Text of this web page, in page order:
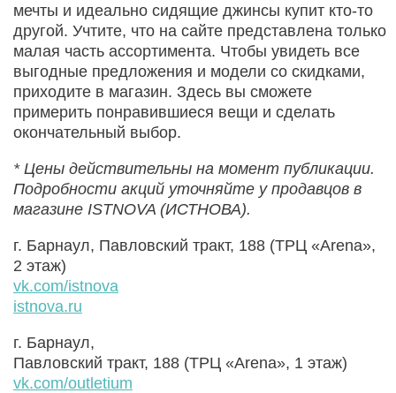
мечты и идеально сидящие джинсы купит кто-то
другой. Учтите, что на сайте представлена только
малая часть ассортимента. Чтобы увидеть все
выгодные предложения и модели со скидками,
приходите в магазин. Здесь вы сможете
примерить понравившиеся вещи и сделать
окончательный выбор.
* Цены действительны на момент публикации.
Подробности акций уточняйте у продавцов в
магазине ISTNOVA (ИСТНОВА).
г. Барнаул, Павловский тракт, 188 (ТРЦ «Arena»,
2 этаж)
vk.com/istnova
istnova.ru
г. Барнаул,
Павловский тракт, 188 (ТРЦ «Arena», 1 этаж)
vk.com/outletium